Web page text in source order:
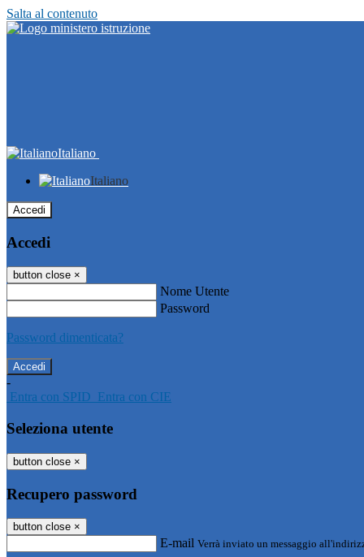
Salta al contenuto
Italiano
Italiano
Accedi
Accedi
button close ×
Nome Utente
Password
Password dimenticata?
-
Entra con SPID Entra con CIE
Seleziona utente
button close ×
Recupero password
button close ×
E-mail Verrà inviato un messaggio